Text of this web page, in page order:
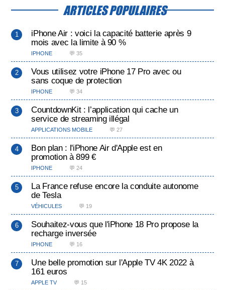
ARTICLES POPULAIRES
iPhone Air : voici la capacité batterie après 9
mois avec la limite à 90 %
IPHONE 💬 35
Vous utilisez votre iPhone 17 Pro avec ou
sans coque de protection
IPHONE 💬 34
CountdownKit : l’application qui cache un
service de streaming illégal
APPLICATIONS MOBILE 💬 27
Bon plan : l'iPhone Air d'Apple est en
promotion à 899 €
IPHONE 💬 24
La France refuse encore la conduite autonome
de Tesla
VÉHICULES 💬 19
Souhaitez-vous que l'iPhone 18 Pro propose la
recharge inversée
IPHONE 💬 16
Une belle promotion sur l'Apple TV 4K 2022 à
161 euros
APPLE TV 💬 15